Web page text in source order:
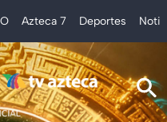
Azteca 7 Deportes